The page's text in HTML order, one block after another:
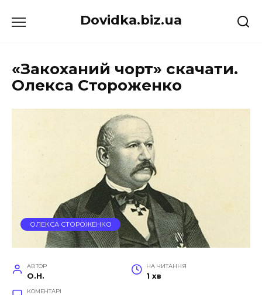
до
Dovidka.biz.ua
«Закоханий чорт» скачати.
Олекса Стороженко
ОЛЕКСА СТОРОЖЕНКО
АВТОР
O.H.
НА ЧИТАННЯ
1 хв
КОМЕНТАРІ